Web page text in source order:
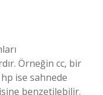
Örneğin cc, bir
ise sahnede
benzetilebilir.